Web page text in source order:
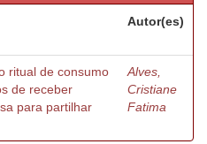
Autor(es)
ritual de consumo
de receber
para partilhar
Alves,
Cristiane
Fatima